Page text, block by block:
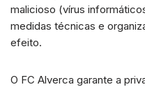
malicioso (vírus
medidas técnicas e
efeito.
O FC Alverca garante a